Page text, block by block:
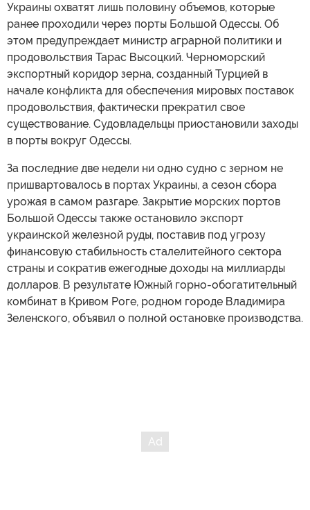
Украины охватят лишь половину объемов, которые
ранее проходили через порты Большой Одессы. Об
этом предупреждает министр аграрной политики и
продовольствия Тарас Высоцкий. Черноморский
экспортный коридор зерна, созданный Турцией в
начале конфликта для обеспечения мировых поставок
продовольствия, фактически прекратил свое
существование. Судовладельцы приостановили заходы
в порты вокруг Одессы.
За последние две недели ни одно судно с зерном не
пришвартовалось в портах Украины, а сезон сбора
урожая в самом разгаре. Закрытие морских портов
Большой Одессы также остановило экспорт
украинской железной руды, поставив под угрозу
финансовую стабильность сталелитейного сектора
страны и сократив ежегодные доходы на миллиарды
долларов. В результате Южный горно-обогатительный
комбинат в Кривом Роге, родном городе Владимира
Зеленского, объявил о полной остановке производства.